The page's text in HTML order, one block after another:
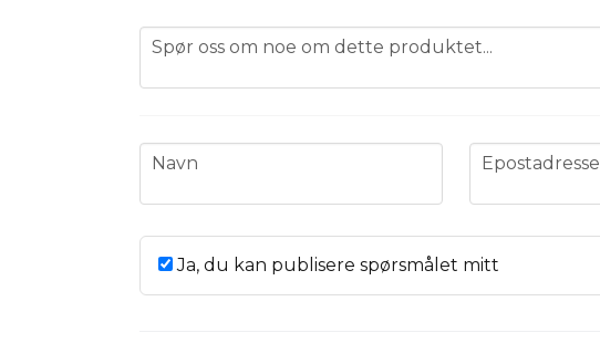
question
Spør oss om noe om dette produktet...
name
Navn email
Epostadresse
Ja, du kan publisere spørsmålet mitt